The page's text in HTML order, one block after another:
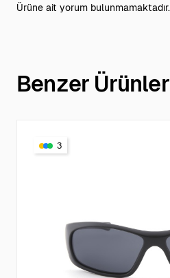
Ürüne ait yorum bulunmamaktadır.
Benzer Ürünler
3